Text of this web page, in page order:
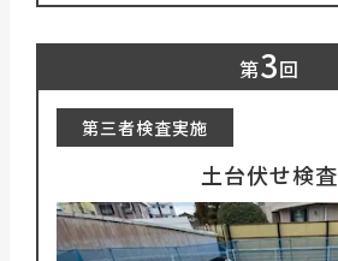
第3回
第三者検査実施
土台伏せ検査